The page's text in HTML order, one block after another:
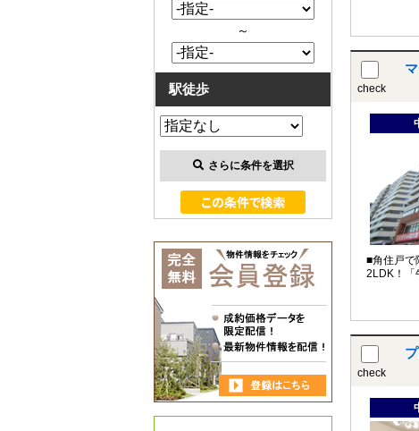
check
■角住戸で
check
～
駅徒歩
さらに条件を選択